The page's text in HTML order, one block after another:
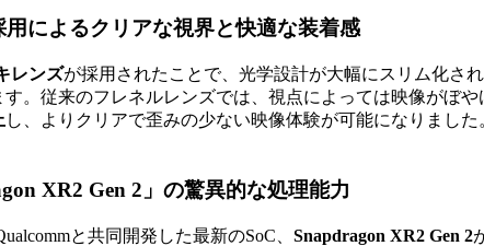
用によるクリアな視界と快適な装着感
レンズが採用されたことで、光学設計が大幅にスリム化さ
。従来のフレネルレンズでは、視点によっては映像がぼ
し、よりクリアで歪みの少ない映像体験が可能になりまし
XR2 Gen 2」の驚異的な処理能力
と共同開発した最新のSoC、 Snapdragon XR2 Gen 2